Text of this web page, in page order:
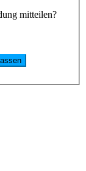
mitteilen?